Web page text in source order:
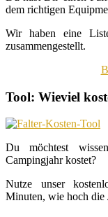
dem richtigen
Wir haben eine
zusammengestellt.
Tool: Wieviel
Du möchtest
Campingjahr kostet?
Nutze unser
Minuten, wie hoch die